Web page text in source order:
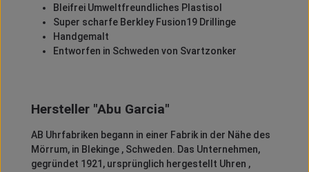
Bleifrei Umweltfreundliches Plastisol
Super scharfe Berkley Fusion19 Drillinge
Handgemalt
Entworfen in Schweden von Svartzonker
Hersteller "Abu Garcia"
AB Uhrfabriken begann in einer Fabrik in der Nähe des
Mörrum, in Blekinge , Schweden. Das Unternehmen,
gegründet 1921, ursprünglich hergestellt Uhren ,